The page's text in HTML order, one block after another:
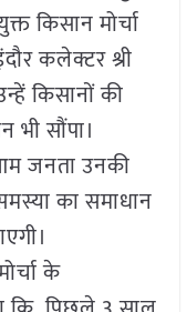
किसान मोर्चा
कलेक्टर श्री
किसानों की
भी सौंपा।
जनता उनकी
का समाधान
के